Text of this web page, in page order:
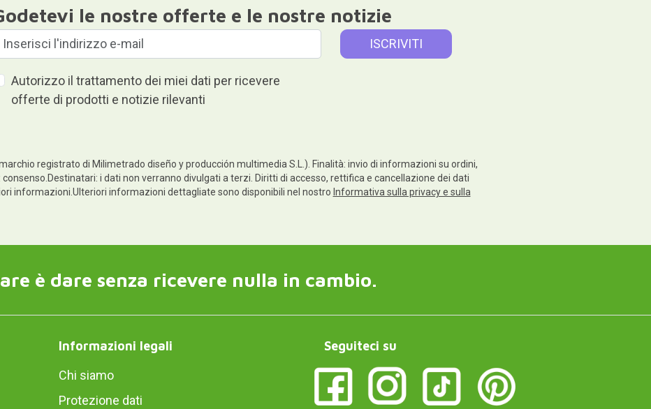
le nostre offerte e le nostre notizie
Autorizzo il trattamento dei miei dati per ricevere
offerte di prodotti e notizie rilevanti
registrato di Milimetrado diseño y producción multimedia S.L.). Finalità: invio di informazioni su ordini,
i dati non verranno divulgati a terzi. Diritti di accesso, rettifica e cancellazione dei dati
informazioni.Ulteriori informazioni dettagliate sono disponibili nel nostro Informativa sulla privacy e sulla
è dare senza ricevere nulla in cambio.
Informazioni legali
Chi siamo
Protezione dati
Seguiteci su